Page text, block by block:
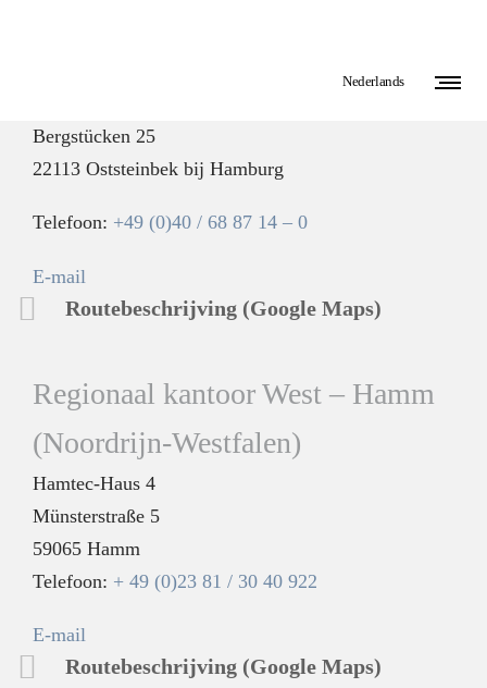
Nederlands
Bergstücken 25
22113 Oststeinbek bij Hamburg
Telefoon: +49 (0)40 / 68 87 14 – 0
E-mail
Routebeschrijving (Google Maps)
Regionaal kantoor West – Hamm
(Noordrijn-Westfalen)
Hamtec-Haus 4
Münsterstraße 5
59065 Hamm
Telefoon: + 49 (0)23 81 / 30 40 922
E-mail
Routebeschrijving (Google Maps)